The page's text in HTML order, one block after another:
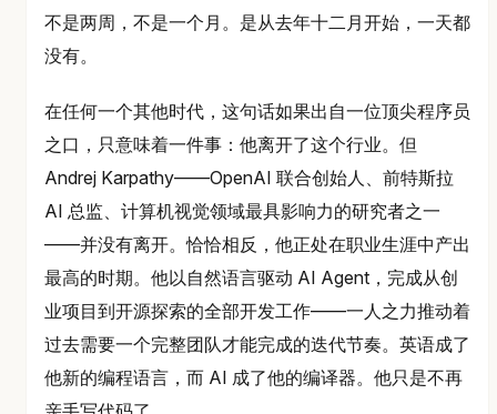
不是两周，不是一个月。是从去年十二月开始，一天都
没有。
在任何一个其他时代，这句话如果出自一位顶尖程序员
之口，只意味着一件事：他离开了这个行业。但
Andrej Karpathy——OpenAI 联合创始人、前特斯拉
AI 总监、计算机视觉领域最具影响力的研究者之一
——并没有离开。恰恰相反，他正处在职业生涯中产出
最高的时期。他以自然语言驱动 AI Agent，完成从创
业项目到开源探索的全部开发工作——一人之力推动着
过去需要一个完整团队才能完成的迭代节奏。英语成了
他新的编程语言，而 AI 成了他的编译器。他只是不再